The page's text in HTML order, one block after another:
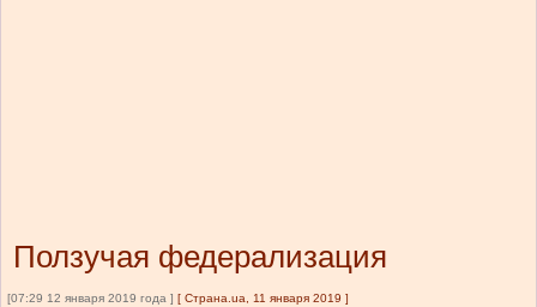
Ползучая федерализация
[07:29 12 января 2019 года ] [ Страна.ua, 11 января 2019 ]